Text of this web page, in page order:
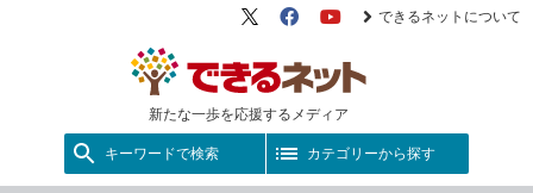
新たな一歩を応援するメディア
X（旧
FacebookYouTube
できるネットについて
キーワードで検索 カテゴリーから探す